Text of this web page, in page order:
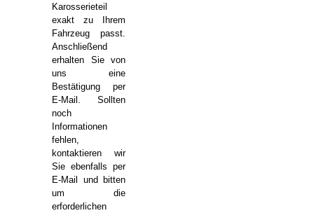
Karosserieteil
exakt zu Ihrem
Fahrzeug passt.
Anschließend
erhalten Sie von
uns eine
Bestätigung per
E-Mail. Sollten
noch
Informationen
fehlen,
kontaktieren wir
Sie ebenfalls per
E-Mail und bitten
um die
erforderlichen